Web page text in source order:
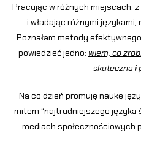
Pracując w różnych miejscach,
i władając różnymi językami,
Poznałam metody
powiedzieć jedno: wiem, co
skuteczna i
Na co dzień promuję naukę
mitem “najtrudniejszego języka
mediach społecznościowych